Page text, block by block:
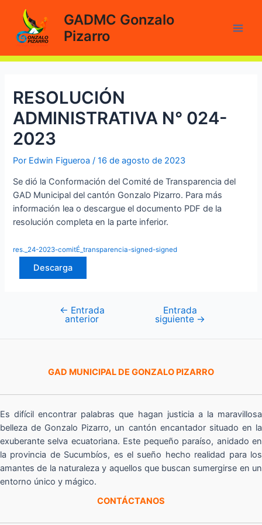
contenido
GADMC Gonzalo
Pizarro
RESOLUCIÓN
ADMINISTRATIVA N° 024-
2023
Por Edwin Figueroa/16 de agosto de 2023
Se dió la Conformación del Comité de Transparencia del
GAD Municipal del cantón Gonzalo Pizarro. Para más
información lea o descargue el documento PDF de la
resolución completa en la parte inferior.
res._24-2023-comitÉ_transparencia-signed-signed
Descarga
Navegación
← Entrada
anterior
Entrada
siguiente →
GAD MUNICIPAL DE GONZALO PIZARRO
Es difícil encontrar palabras que hagan justicia a la maravillosa
belleza de Gonzalo Pizarro, un cantón encantador situado en la
exuberante selva ecuatoriana. Este pequeño paraíso, anidado en
la provincia de Sucumbíos, es el sueño hecho realidad para los
amantes de la naturaleza y aquellos que buscan sumergirse en un
entorno único y mágico.
CONTÁCTANOS